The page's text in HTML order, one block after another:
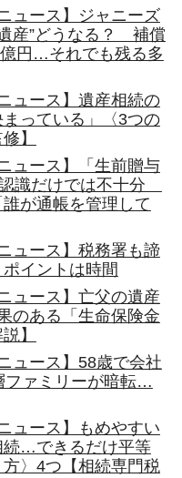
ュース】ジャニーズ
産”どうなる？ 補償
円…それでも残る多
ュース】遺産相続の
っている」〈3つの
】
ュース】「生前贈与
識だけでは不十分
が通帳を管理して
ュース】税務署も諦
イントは時間
ュース】亡父の遺産
のある「生命保険金
】
ュース】58歳で会社
ファミリーが暗転…
ュース】もめやすい
続…できるだけ平等
〉4つ【相続専門税